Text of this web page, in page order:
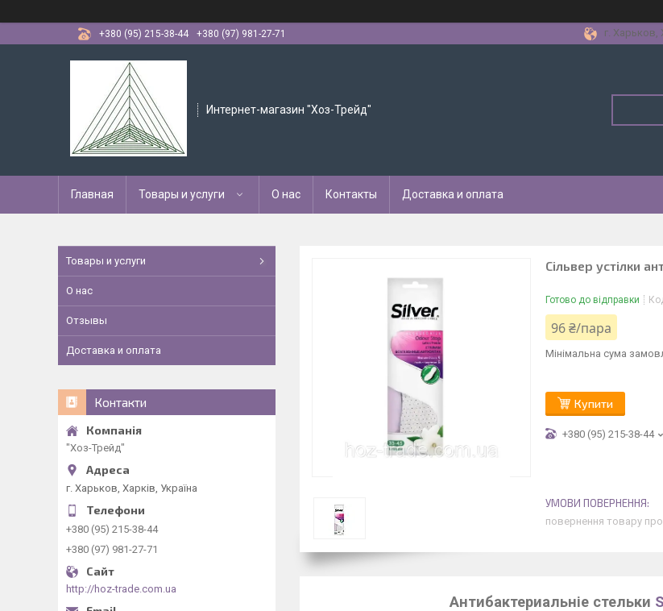
+380 (95) 215-38-44
+380 (97) 981-27-71 г. Харьков,
Интернет-магазин "Хоз-Трейд"
Главная Товары и услуги О нас Контакты Доставка и оплата
Сільвер устілки
Готово до відправки
96 ₴/пара
Мінімальна сума
Купити
+380 (95) 215-38-44
повернення товару
Антибактериальніе стельки
Товары и услуги
О нас
Отзывы
Доставка и оплата
Контакти
"Хоз-Трейд"
г. Харьков, Харків, Україна
+380 (95) 215-38-44
+380 (97) 981-27-71
http://hoz-trade.com.ua